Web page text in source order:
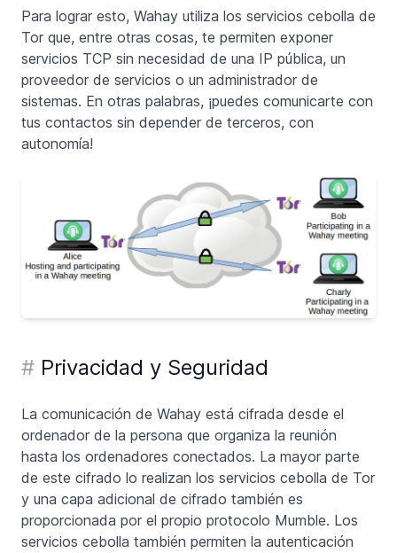
Para lograr esto, Wahay utiliza los servicios cebolla de
Tor que, entre otras cosas, te permiten exponer
servicios TCP sin necesidad de una IP pública, un
proveedor de servicios o un administrador de
sistemas. En otras palabras, ¡puedes comunicarte con
tus contactos sin depender de terceros, con
autonomía!
# Privacidad y Seguridad
La comunicación de Wahay está cifrada desde el
ordenador de la persona que organiza la reunión
hasta los ordenadores conectados. La mayor parte
de este cifrado lo realizan los servicios cebolla de Tor
y una capa adicional de cifrado también es
proporcionada por el propio protocolo Mumble. Los
servicios cebolla también permiten la autenticación